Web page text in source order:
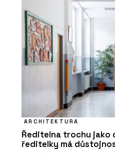
ARCHITEKTURA
Ředitelna trochu jako
ředitelky má